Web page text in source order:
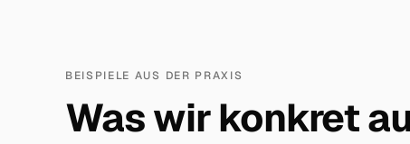
BEISPIELE AUS DER PRAXIS
Was wir konkret